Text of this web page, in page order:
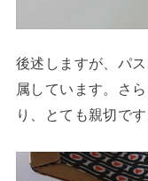
後述しますが、パ
属しています。さ
り、とても親切です